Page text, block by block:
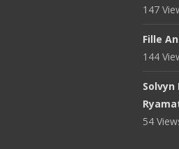
147
Fille
144
Solvyn
54